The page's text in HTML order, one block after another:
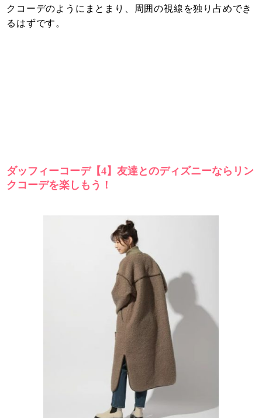
クコーデのようにまとまり、周囲の視線を独り占めでき
るはずです。
ダッフィーコーデ【4】友達とのディズニーならリン
クコーデを楽しもう！